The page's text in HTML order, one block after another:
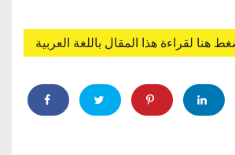
هنا لقراءة هذا المقال باللغة العربية